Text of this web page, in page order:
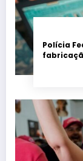
Polícia